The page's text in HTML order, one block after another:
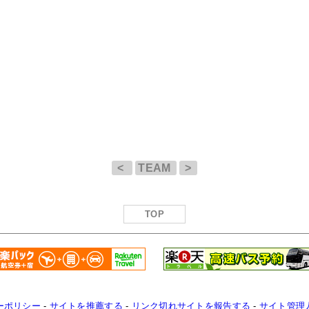
< TEAM >
TOP
ポリシー - サイトを推薦する - リンク切れサイトを報告する - サイト管理